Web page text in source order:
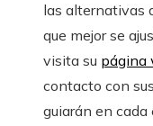
las alternativas
que mejor se
visita su página
contacto con
guiarán en cada